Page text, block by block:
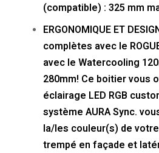
(compatible) : 325 mm
ERGONOMIQUE ET
complètes avec le
avec le Watercooling
280mm! Ce boitier vous
éclairage LED RGB
système AURA Sync.
la/les couleur(s) de
trempé en façade et